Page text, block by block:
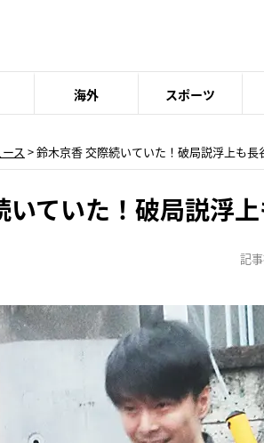
海外 スポーツ
ス > 鈴木京香 交際続いていた！破局説浮上も
いていた！破局説浮
記